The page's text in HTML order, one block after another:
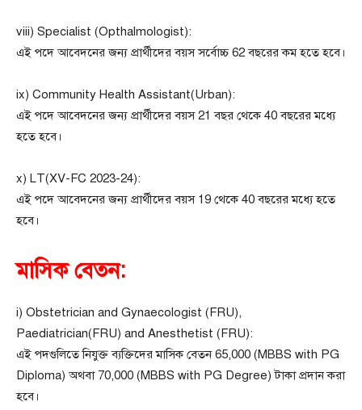
viii) Specialist (Opthalmologist):
এই পদে আবেদনের জন্য প্রার্থীদের বয়স সর্বোচ্চ 62 বছরের কম হতে হবে।
ix) Community Health Assistant(Urban):
এই পদে আবেদনের জন্য প্রার্থীদের বয়স 21 বছর থেকে 40 বছরের মধ্যে
হতে হবে।
x) LT(XV-FC 2023-24):
এই পদে আবেদনের জন্য প্রার্থীদের বয়স 19 থেকে 40 বছরের মধ্যে হতে
হবে।
মাসিক বেতন:
i) Obstetrician and Gynaecologist (FRU),
Paediatrician(FRU) and Anesthetist (FRU):
এই পদগুলিতে নিযুক্ত ব্যক্তিদের মাসিক বেতন 65,000 (MBBS with PG
Diploma) অথবা 70,000 (MBBS with PG Degree) টাকা প্রদান করা
হবে।